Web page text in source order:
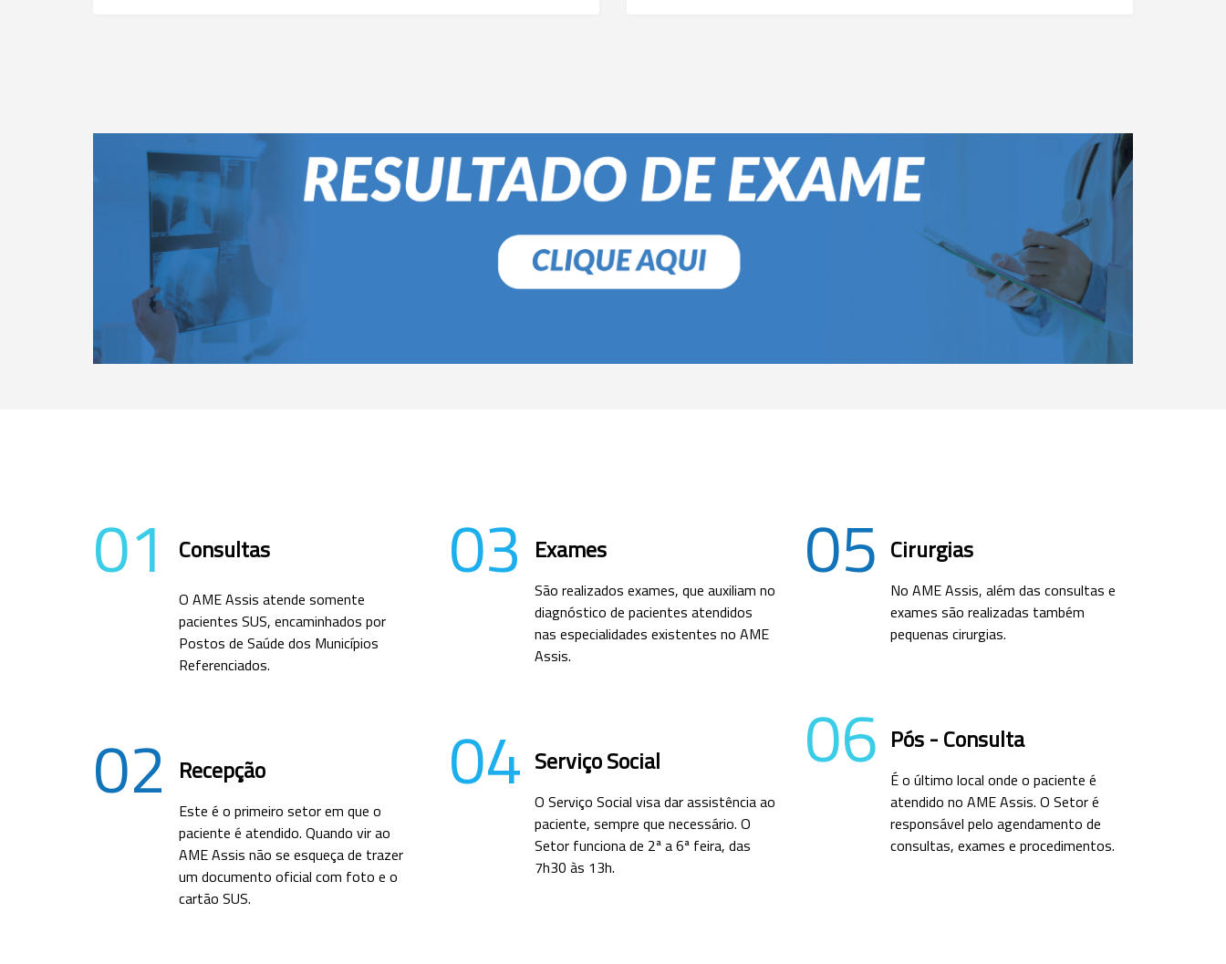
01 Consultas
O AME Assis atende somente
pacientes SUS, encaminhados por
Postos de Saúde dos Municípios
Referenciados.
02 Recepção
Este é o primeiro setor em que o
paciente é atendido. Quando vir ao
AME Assis não se esqueça de trazer
um documento oficial com foto e o
cartão SUS.
03 Exames
São realizados exames, que auxiliam no
diagnóstico de pacientes atendidos
nas especialidades existentes no AME
Assis.
04 Serviço Social
O Serviço Social visa dar assistência ao
paciente, sempre que necessário. O
Setor funciona de 2ª a 6ª feira, das
7h30 às 13h.
05 Cirurgias
No AME Assis, além das consultas e
exames são realizadas também
pequenas cirurgias.
06 Pós - Consulta
É o último local onde o paciente é
atendido no AME Assis. O Setor é
responsável pelo agendamento de
consultas, exames e procedimentos.